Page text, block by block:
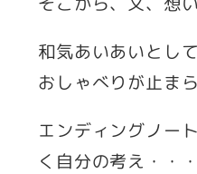
和気あいあいとし
おしゃべりが止まら
エンディングノー
く自分の考え・・・